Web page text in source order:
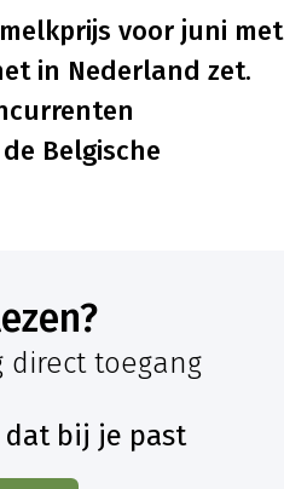
voor juni met
in Nederland zet.
Belgische
direct toegang
dat bij je past